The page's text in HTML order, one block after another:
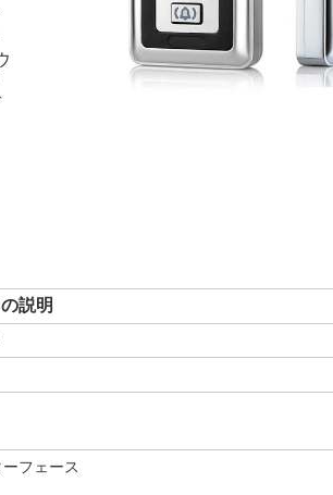
RFIDラベル/UHFフ
ロントガラスタグ
ィブリーダー
セスコントローラ
説明
フェース